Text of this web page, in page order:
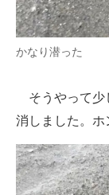
かなり潜った
そうやって少
消しました。